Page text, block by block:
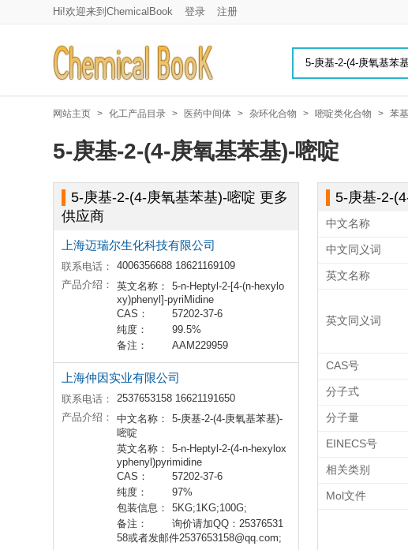
Hi!欢迎来到ChemicalBook 登录 注册
网站主页 > 化工产品目录 > 医药中间体 > 杂环化合物 > 嘧啶类化合物 > 苯
5-庚基-2-(4-庚氧基苯基)-嘧啶
5-庚基-2-(4-庚氧基苯基)-嘧啶 更多
供应商
上海迈瑞尔生化科技有限公司
联系电话：
4006356688 18621169109
产品介绍：
英文名称：
5-n-Heptyl-2-[4-(n-hexylo
xy)phenyl]-pyriMidine
CAS：
57202-37-6
纯度：
99.5%
备注：
AAM229959
上海仲因实业有限公司
联系电话：
2537653158 16621191650
产品介绍：
中文名称：
5-庚基-2-(4-庚氧基苯基)-
嘧啶
英文名称：
5-n-Heptyl-2-(4-n-hexylox
yphenyl)pyrimidine
CAS：
57202-37-6
纯度：
97%
包装信息：
5KG;1KG;100G;
备注：
询价请加QQ：25376531
58或者发邮件2537653158@qq.com;
5-庚基-2-
中文名称
中文同义词
英文名称
英文同义词
CAS号
分子式
分子量
EINECS号
相关类别
Mol文件